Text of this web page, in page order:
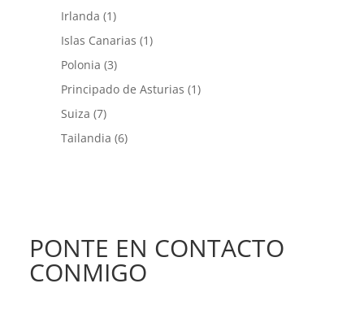
Irlanda (1)
Islas Canarias (1)
Polonia (3)
Principado de Asturias (1)
Suiza (7)
Tailandia (6)
PONTE EN CONTACTO
CONMIGO